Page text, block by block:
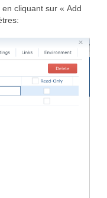
cliquant sur « Add